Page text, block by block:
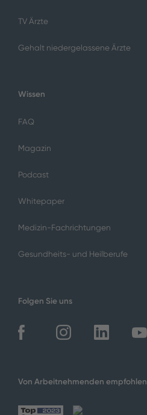
TV Ärzte
Gehalt niedergelassene Ärzte
Wissen
FAQ
Magazin
Podcast
Whitepaper
Medizin-Fachrichtungen
Gesundheits- und Heilberufe
Folgen Sie uns
Von Arbeitnehmenden empfohlen